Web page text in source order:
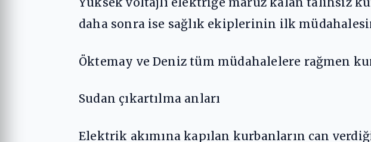
daha sonra ise sağlık ekiplerinin ilk
Öktemay ve Deniz tüm müdahalelere rağmen
Sudan çıkartılma anları
Elektrik akımına kapılan kurbanların can